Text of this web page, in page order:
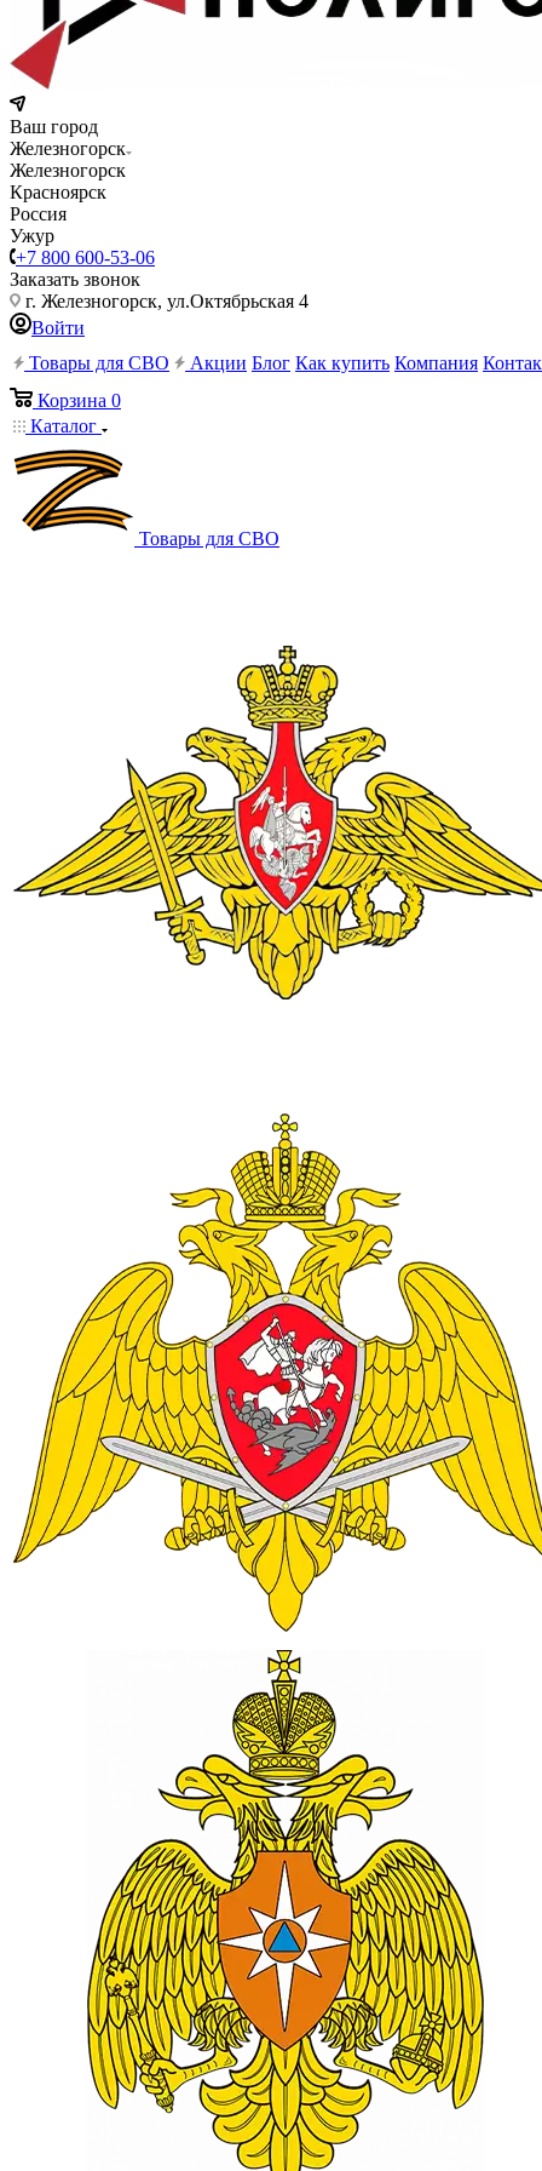
Ваш город
Железногорск
Железногорск
Красноярск
Россия
Ужур
+7 800 600-53-06
Заказать звонок
г. Железногорск, ул.Октябрьская 4
Войти
Товары для СВО
Акции Блог Как купить Компания
Корзина 0
Каталог
Товары для СВО